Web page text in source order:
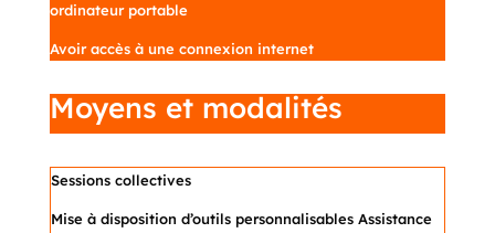
ordinateur portable
Avoir accès à une connexion internet
Moyens et modalités
Sessions collectives
Mise à disposition d’outils personnalisables Assistance